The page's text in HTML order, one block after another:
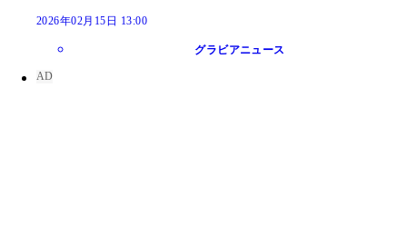
2026年02月15日 13:00
グラビアニュース